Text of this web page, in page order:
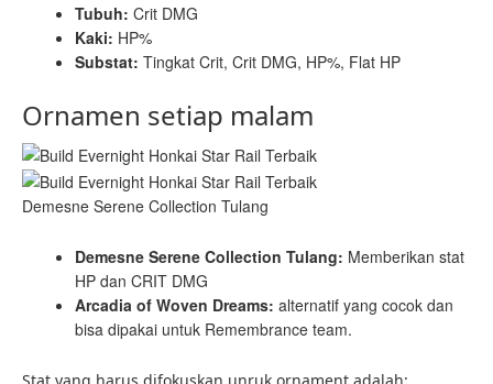
Tubuh: Crit DMG
Kaki: HP%
Substat: Tingkat Crit, Crit DMG, HP%, Flat HP
Ornamen setiap malam
Demesne Serene Collection Tulang
Demesne Serene Collection Tulang: Memberikan stat
HP dan CRIT DMG
Arcadia of Woven Dreams: alternatif yang cocok dan
bisa dipakai untuk Remembrance team.